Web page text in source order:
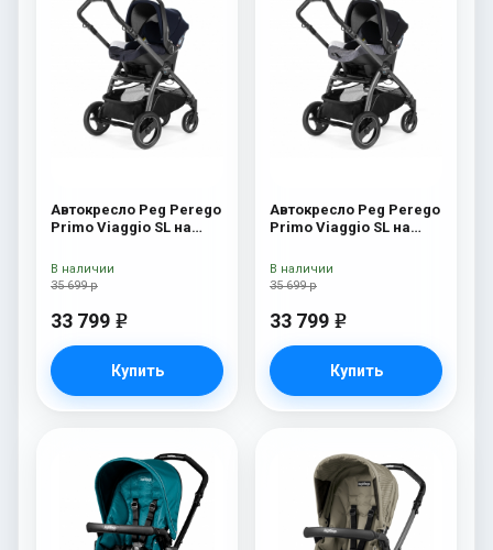
Автокресло Peg Perego
Primo Viaggio SL на
White/Black) Luna
35 699 р
33 799 e
Купить
В наличии
Автокресло Peg Perego
Primo Viaggio SL на
White/Black) Ascot
35 699 р
33 799 e
Купить
В наличии